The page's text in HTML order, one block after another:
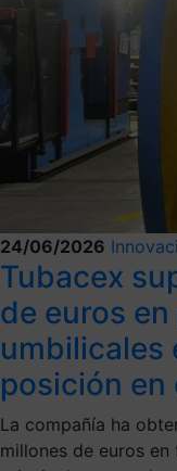
24/06/2026
Tubacex
de euros
umbilicales
posición en
La compañía ha
millones de euros